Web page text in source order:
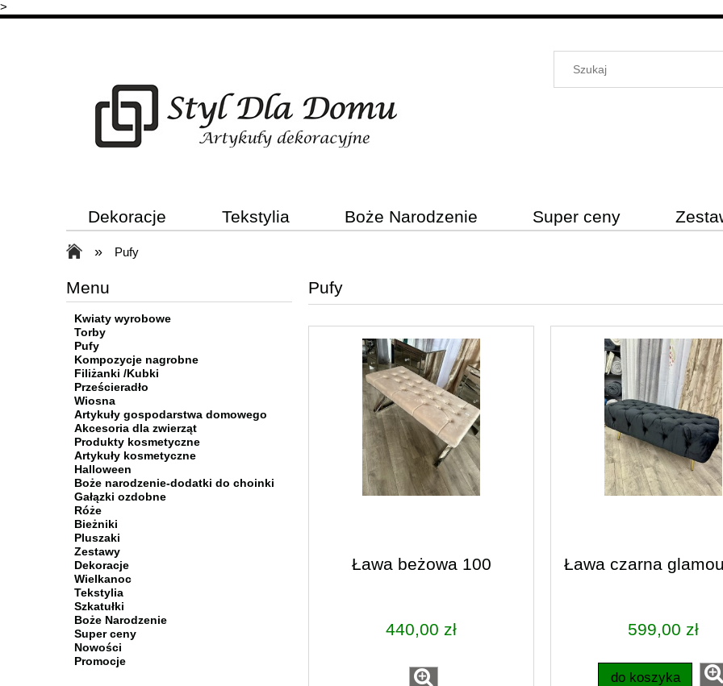
>
Dekoracje Tekstylia Boże Narodzenie Super ceny
» Pufy
Menu
Kwiaty wyrobowe
Torby
Pufy
Kompozycje nagrobne
Filiżanki /Kubki
Prześcieradło
Wiosna
Artykuły gospodarstwa domowego
Akcesoria dla zwierząt
Produkty kosmetyczne
Artykuły kosmetyczne
Halloween
Boże narodzenie-dodatki do choinki
Gałązki ozdobne
Róże
Bieżniki
Pluszaki
Zestawy
Dekoracje
Wielkanoc
Tekstylia
Szkatułki
Boże Narodzenie
Super ceny
Nowości
Promocje
Pufy
Ława beżowa 100
440,00 zł
Ława czarna
599,00 zł
do koszyka